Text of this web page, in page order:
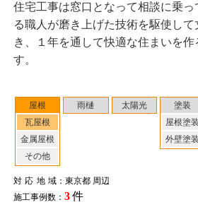
屋根
瓦屋根
金属屋根
その他
雨樋 太陽光
塗装
屋根塗装
外壁塗装
対応地域：東京都 周辺
施工事例数： 3件
住宅工事は窓口となって相談に乗
る職人が磨き上げた技術を駆使し
き、１年を通して快適な住まいを作
す。